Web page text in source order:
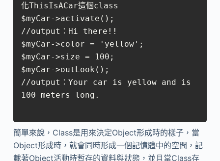
化ThisIsACar這個class
$myCar->activate();
//output：Hi there!!
$myCar->color = 'yellow';
$myCar->size = 100;
$myCar->outLook();
//output：Your car is yellow and is
100 meters long.
簡單來說，Class是用來決定Object形成時的樣子，當
Object形成時，就會同時形成一個記憶體中的空間，記
載著Object活動時暫存的資料與狀態，並且當Class存